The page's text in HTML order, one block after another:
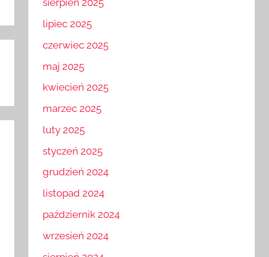
sierpień 2025
lipiec 2025
czerwiec 2025
maj 2025
kwiecień 2025
marzec 2025
luty 2025
styczeń 2025
grudzień 2024
listopad 2024
październik 2024
wrzesień 2024